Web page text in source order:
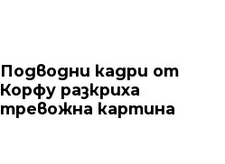
Подводни кадри от
Корфу разкриха
тревожна картина